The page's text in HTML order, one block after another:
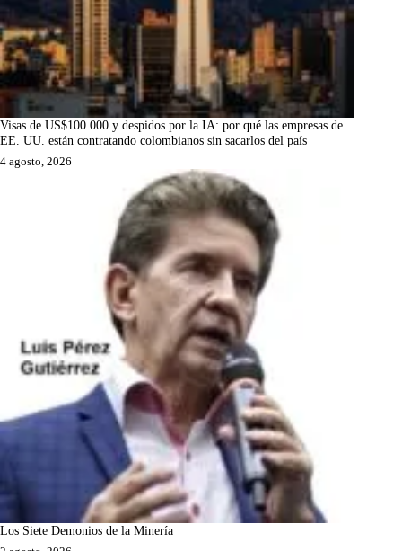
Visas de US$100.000 y despidos por la IA: por qué las empresas de
EE. UU. están contratando colombianos sin sacarlos del país
4 agosto, 2026
Los Siete Demonios de la Minería